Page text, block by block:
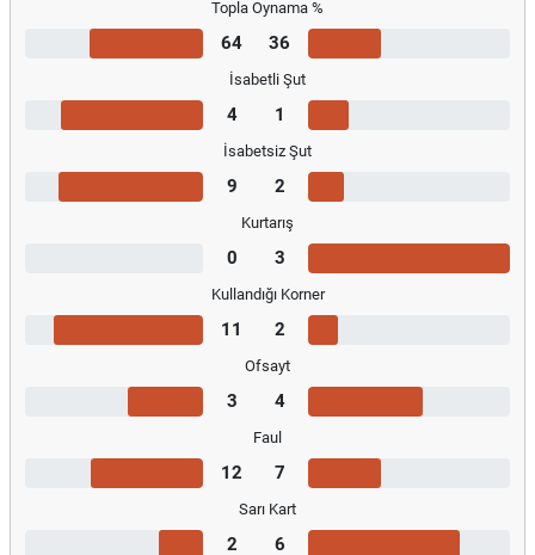
Topla Oynama %
64 36
İsabetli Şut
4 1
İsabetsiz Şut
9 2
Kurtarış
0 3
Kullandığı Korner
11 2
Ofsayt
3 4
Faul
12 7
Sarı Kart
2 6